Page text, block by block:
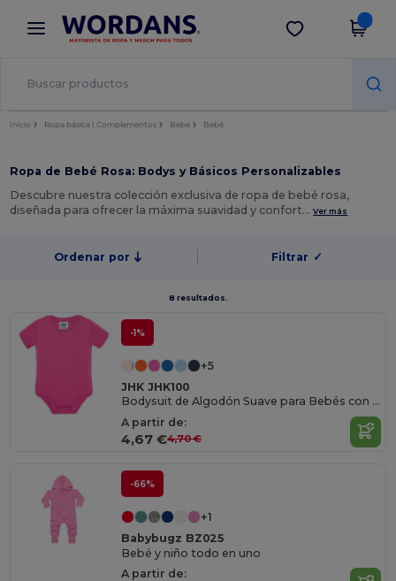
× App de Wordans
¡Mejores precios en app!
Descargar app
Inicio Ropa básica | Complementos Bebé Bebé
Ropa de Bebé Rosa: Bodys y Básicos Personalizables
Descubre nuestra colección exclusiva de ropa de bebé rosa,
diseñada para ofrecer la máxima suavidad y confort…Ver más
Ordenar por Filtrar ✓
8 resultados.
-1%
+5
JHK JHK100
Bodysuit de Algodón Suave para Bebés con Broches
A partir de:
4,67 €4,70 €
-66%
+1
Babybugz BZ025
Bebé y niño todo en uno
A partir de: